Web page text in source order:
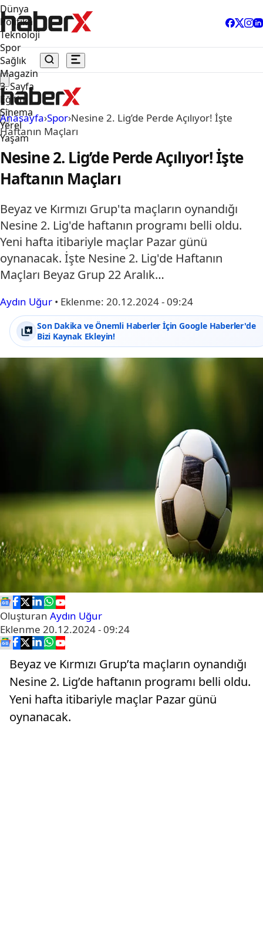
Dünya
Politika
Teknoloji
Spor
Sağlık
Magazin
3. Sayfa
Eğitim
Sinema
Yerel
Yaşam
Anasayfa›Spor›Nesine 2. Lig’de Perde Açılıyor! İşte
Haftanın Maçları
Nesine 2. Lig’de Perde Açılıyor! İşte
Haftanın Maçları
Beyaz ve Kırmızı Grup'ta maçların oynandığı
Nesine 2. Lig'de haftanın programı belli oldu.
Yeni hafta itibariyle maçlar Pazar günü
oynanacak. İşte Nesine 2. Lig'de Haftanın
Maçları Beyaz Grup 22 Aralık…
Aydın Uğur • Eklenme: 20.12.2024 - 09:24
Son Dakika ve Önemli Haberler İçin Google Haberler'de
Bizi Kaynak Ekleyin!
Oluşturan Aydın Uğur
Eklenme 20.12.2024 - 09:24
Beyaz ve Kırmızı Grup’ta maçların oynandığı
Nesine 2. Lig’de haftanın programı belli oldu.
Yeni hafta itibariyle maçlar Pazar günü
oynanacak.